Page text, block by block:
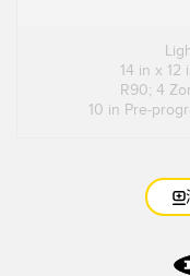
14 in x 12
R90; 4
10 in Pre-